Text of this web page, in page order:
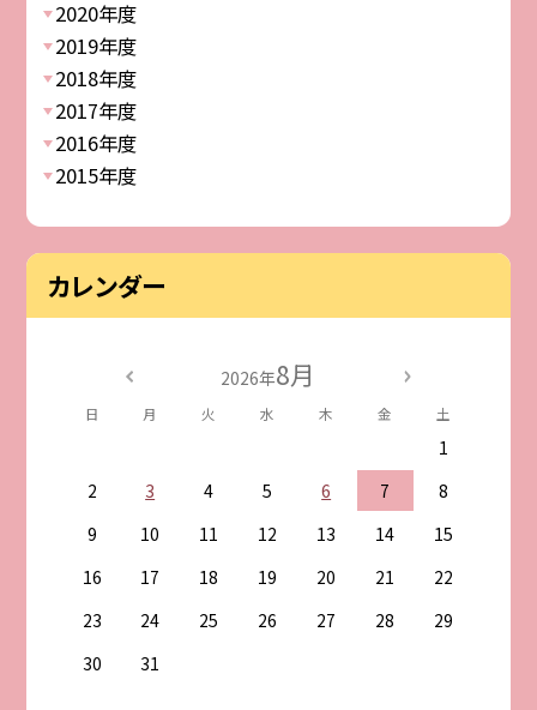
2020年度
2019年度
2018年度
2017年度
2016年度
2015年度
カレンダー
2026年8月
日 月 火 水 木 金 土
1
2
3 4 5 6 7
8
9
10 11 12 13 14
15
16
17 18 19 20 21
22
23
24 25 26 27 28
29
30
31